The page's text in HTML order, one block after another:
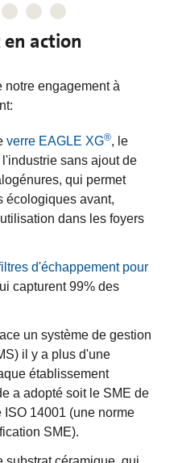
action
engagement à
verre EAGLE XG®, le
sans ajout de
qui permet
écologiques avant,
dans les foyers
d'échappement pour
capturent 99% des
un système de gestion
il y a plus d'une
établissement
a adopté soit le SME de
14001 (une norme
SME).